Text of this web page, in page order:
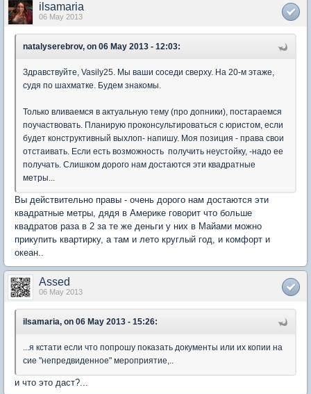
ilsamaria
06 May 2013
natalyserebrov, on 06 May 2013 - 12:03:
Здравствуйте, Vasily25. Мы ваши соседи сверху. На 20-м этаже,
судя по шахматке. Будем знакомы.
Только вливаемся в актуальную тему (про допники), постараемся
поучаствовать. Планирую проконсультироваться с юристом, если
будет конструктивный выхлоп- напишу. Моя позиция - права свои
отстаивать. Если есть возможность получить неустойку, -надо ее
получать. Слишком дорого нам достаются эти квадратные
метры...
Вы действительно правы - очень дорого нам достаются эти
квадратные метры, дядя в Америке говорит что больше
квадратов раза в 2 за те же деньги у них в Майами можно
прикупить квартирку, а там и лето круглый год, и комфорт и
океан..
Assed
06 May 2013
ilsamaria, on 06 May 2013 - 15:26:
...я кстати если что попрошу показать документы или их копии на
сие "непредвиденное" мероприятие,..
и что это даст?...